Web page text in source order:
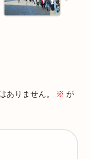
ありません。 ※ が